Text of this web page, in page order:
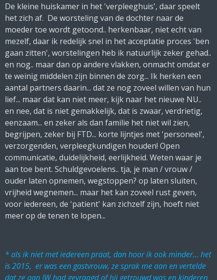
De kleine huiskamer in het 'verpleeghuis', daar speelt
het zich af. De worsteling van de dochter naar de
moeder toe wordt getoond.. herkenbaar, niet echt van
mezelf, daar ik redelijk snel in het acceptatie proces 'ben
gaan zitten', worstelingen heb ik natuurlijk zeker gehad..
en nog.. maar dan op andere vlakken, onmacht omdat er
te weinig middelen zijn binnen de zorg... Ik herken een
aantal partners daarin... dat ze nog zoveel willen van hun
lief... maar dat kan niet meer, kijk naar het nieuwe NU..
en nee, dat is niet gemakkelijk, dat is zwaar, verdrietig,
eenzaam... en zeker als dan familie het niet wil zien,
begrijpen, zeker bij FTD... korte lijntjes met 'personeel',
verzorgenden, verpleegkundigen houden! Open
communicatie, duidelijkheid, eerlijkheid. Weten waar je
aan toe bent. Schuldgevoelens.. tja, je man / vrouw /
ouder laten opnemen, wegstoppen? op laten sluiten,
vrijheid wegnemen... maar het kan zoveel rust geven,
voor iedereen, de 'patient' kan zichzelf zijn, hoeft niet
meer op de tenen te lopen...
* als ik niet met iedereen praat, dan hoor ik ook minder... het
is 2015, er was een gastvrouw, ze sprak me aan en vertelde
dat ze aan JW had gevraagd of hij getrouwd was en kinderen